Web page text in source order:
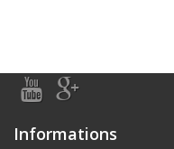
Informations